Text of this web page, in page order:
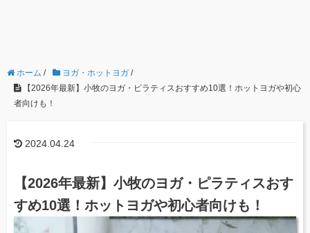
ホーム / ヨガ・ホットヨガ /
【2026年最新】小牧のヨガ・ピラティスおすすめ10選！ホットヨガや初心
者向けも！
2024.04.24
【2026年最新】小牧のヨガ・ピラティスおす
すめ10選！ホットヨガや初心者向けも！